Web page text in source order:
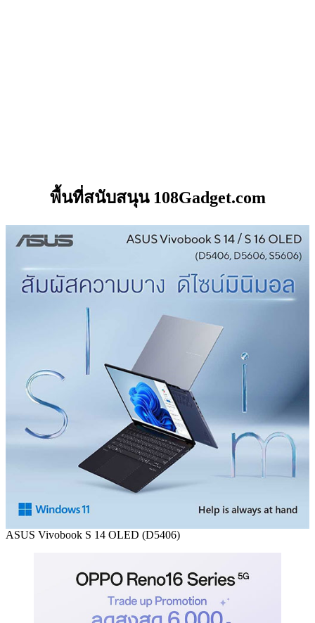
พื้นที่สนับสนุน 108Gadget.com
ASUS Vivobook S 14 OLED (D5406)